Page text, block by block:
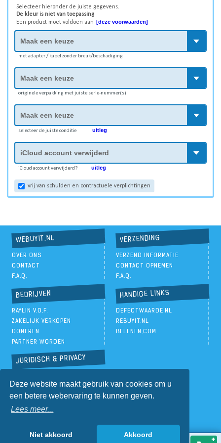
Deze website maakt gebruik van cookies om u
een betere webervaring te kunnen geven.
Lees meer...
Niet akkoord Akkoord
Selecteer hieronder de juiste gegevens.
De kleur is niet van toepassing
Een product moet voldoen aan [deze voorwaarden]
met adapter / kabel zonder breuk/beschadiging
originele verpakking met juiste serie-nummer(s)
selecteer de juiste conditie uitleg
iCloud account verwijderd? uitleg
vrij van schulden en contractuele verplichtingen
WEBUYIT.NL
OVER ONS
CONTACT
F.A.Q.
VERZENDING
VERZEND INFORMATIE
CONTACT OPNEMEN
F.A.Q.
BEDRIJVEN
RAYLIN V.O.F.
ZAKELIJK VERKOPEN
DONEREN
PARTNER WORDEN
HANDIGE LINKS
DEFECTWAARDE.NL
REBUYIT.NL
BELENEN.COM
JURIDISCH & PRIVACY
ALGEMENE VOORWAARDEN